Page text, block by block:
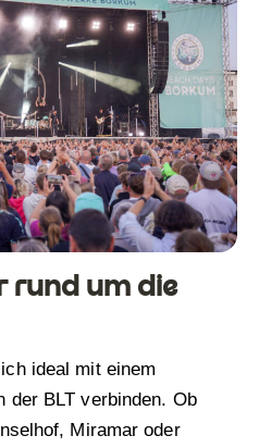
rund um die
ideal mit einem
der BLT verbinden. Ob
Miramar oder